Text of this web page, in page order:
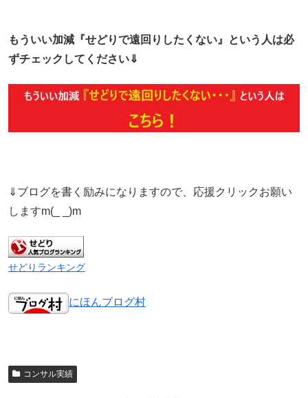
もういい加減『せどりで遠回りしたくない』という人は必
ずチェックしてください⇓
⇓ブログを書く励みになりますので、応援クリックお願い
しますm(_ _)m
せどりランキング
にほんブログ村
コンサル実績